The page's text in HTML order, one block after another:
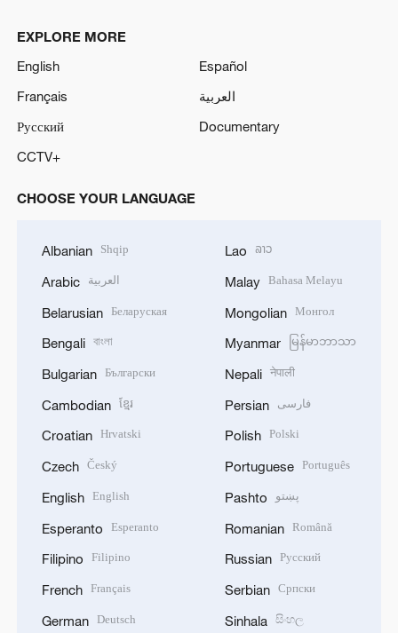
EXPLORE MORE
English
Español
Français
العربية
Русский
Documentary
CCTV+
CHOOSE YOUR LANGUAGE
Albanian Shqip
Arabic العربية
Belarusian Беларуская
Bengali বাংলা
Bulgarian Български
Cambodian ខ្មែរ
Croatian Hrvatski
Czech Český
English English
Esperanto Esperanto
Filipino Filipino
French Français
German Deutsch
Lao ລາວ
Malay Bahasa Melayu
Mongolian Монгол
Myanmar မြန်မာဘာသာ
Nepali नेपाली
Persian فارسی
Polish Polski
Portuguese Português
Pashto پښتو
Romanian Română
Russian Русский
Serbian Српски
Sinhala සිංහල